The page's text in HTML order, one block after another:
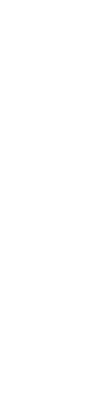
na ostrove s
východ